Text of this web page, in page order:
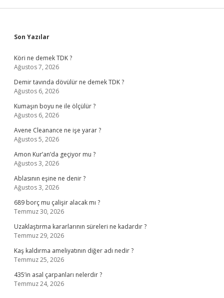
Sidebar
Son Yazılar
Köri ne demek TDK ?
Ağustos 7, 2026
Demir tavında dövülür ne demek TDK ?
Ağustos 6, 2026
Kumaşın boyu ne ile ölçülür ?
Ağustos 6, 2026
Avene Cleanance ne işe yarar ?
Ağustos 5, 2026
Amon Kur’an’da geçiyor mu ?
Ağustos 3, 2026
Ablasının eşine ne denir ?
Ağustos 3, 2026
689 borç mu çalişir alacak mı ?
Temmuz 30, 2026
Uzaklaştırma kararlarının süreleri ne kadardır ?
Temmuz 29, 2026
Kaş kaldırma ameliyatının diğer adı nedir ?
Temmuz 25, 2026
435’in asal çarpanları nelerdir ?
Temmuz 24, 2026